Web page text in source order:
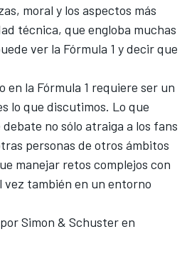
moral y los aspectos más
técnica, que engloba muchas
ver la Fórmula 1 y decir que
en la Fórmula 1 requiere ser un
lo que discutimos. Lo que
no sólo atraiga a los fans
personas de otros ámbitos
manejar retos complejos con
vez también en un entorno
Simon & Schuster en